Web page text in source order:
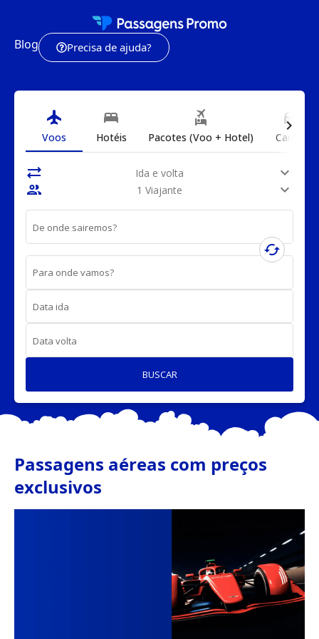
Blog Precisa de ajuda?
flight
Voos
bed
Hotéis
flights_and_hotels
Pacotes (Voo + Hotel)
directions_car
Carros
sync_alt Ida e volta
expand_more
people
1 Viajante expand_more
De onde sairemos?
cached
Para onde vamos?
Data ida
Data volta
BUSCAR
chevron_right
Passagens aéreas com preços
exclusivos